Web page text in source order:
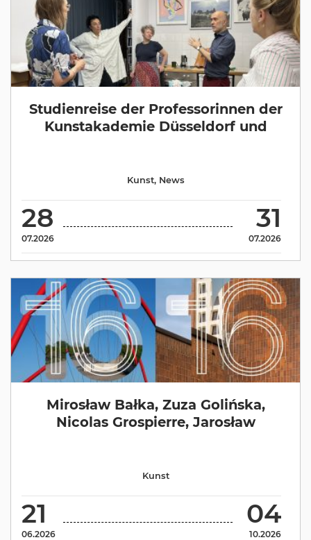
Studienreise der Professorinnen der
Kunstakademie Düsseldorf und
28
07.2026
31
07.2026
Kunst, News
Mirosław Bałka, Zuza Golińska,
Nicolas Grospierre, Jarosław
21
06.2026
04
10.2026
Kunst